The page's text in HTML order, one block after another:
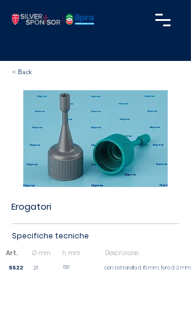
< Back
Erogatori
Specifiche tecniche
Art.
5522
Ø mm h. mm Descrizione
21 58 con tettarella d. 15 mm, foro d. 2 mm